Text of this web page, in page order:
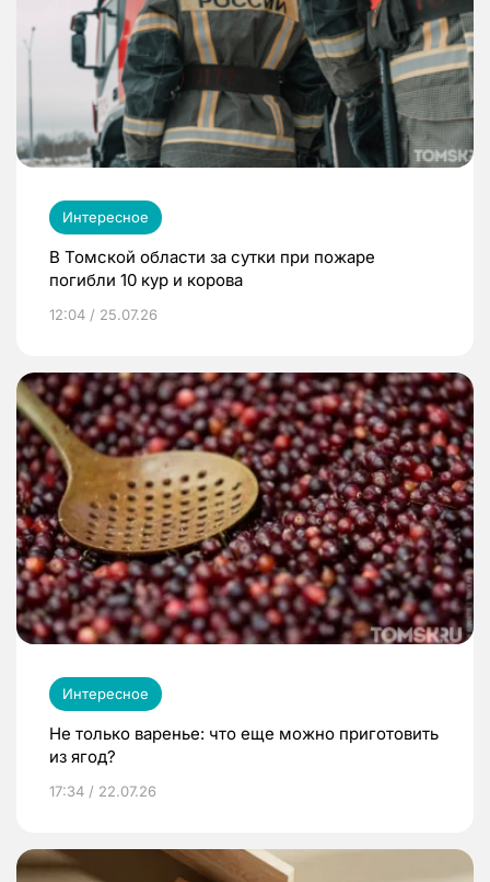
Интересное
В Томской области за сутки при пожаре
погибли 10 кур и корова
12:04 / 25.07.26
Интересное
Не только варенье: что еще можно приготовить
из ягод?
17:34 / 22.07.26